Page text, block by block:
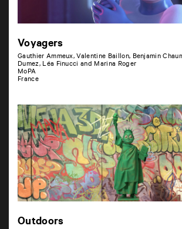
Voyagers
Gauthier Ammeux, Valentine Baillon, Benjamin
Dumez, Léa Finucci and Marina Roger
MoPA
France
Outdoors